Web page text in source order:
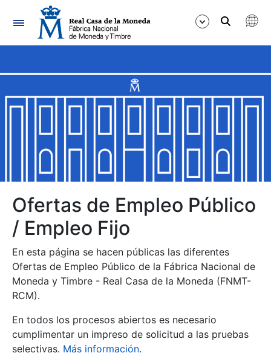
Navegación
Mostrar/Ocultar
Mostrar/Ocultar
Mostrar/Ocultar
Mostrar/Ocultar
Mostrar/Ocultar
Ofertas de Empleo Público
/ Empleo Fijo
En esta página se hacen públicas las diferentes
Ofertas de Empleo Público de la Fábrica Nacional de
Moneda y Timbre - Real Casa de la Moneda (FNMT-
RCM).
En todos los procesos abiertos es necesario
cumplimentar un impreso de solicitud a las pruebas
selectivas. Más información.